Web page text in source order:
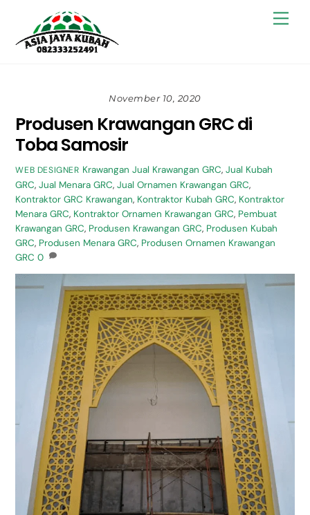
content
November 10, 2020
Produsen Krawangan GRC di
Toba Samosir
WEB DESIGNER Krawangan Jual Krawangan GRC, Jual Kubah
GRC,Jual Menara GRC,Jual Ornamen Krawangan GRC,
Kontraktor GRC Krawangan, Kontraktor Kubah GRC, Kontraktor
Menara GRC, Kontraktor Ornamen Krawangan GRC, Pembuat
Krawangan GRC, Produsen Krawangan GRC, Produsen Kubah
GRC, Produsen Menara GRC, Produsen Ornamen Krawangan
GRC 0